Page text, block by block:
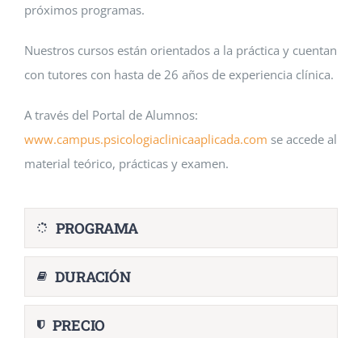
próximos programas.
Nuestros cursos están orientados a la práctica y cuentan
con tutores con hasta de 26 años de experiencia clínica.
A través del Portal de Alumnos:
www.campus.psicologiaclinicaaplicada.com se accede al
material teórico, prácticas y examen.
PROGRAMA
DURACIÓN
PRECIO